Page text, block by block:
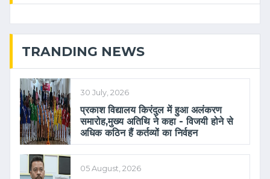
TRANDING NEWS
30 July, 2026
प्रकाश विद्यालय किरंदुल में हुआ अलंकरण
समारोह,मुख्य अतिथि ने कहा - विजयी होने से
अधिक कठिन हैं कर्तव्यों का निर्वहन
05 August, 2026